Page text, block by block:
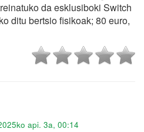
da esklusiboki Switch
ditu bertsio fisikoak; 80 euro,
api. 3a, 00:14